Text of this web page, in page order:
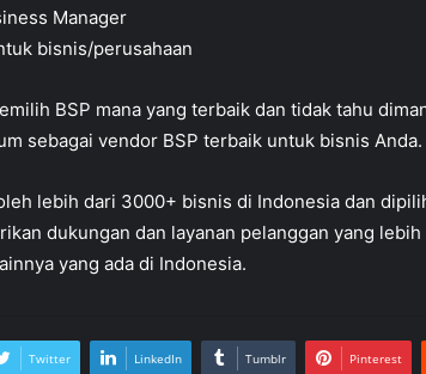
Manager
bisnis/perusahaan
BSP mana yang terbaik dan tidak tahu
sebagai vendor BSP terbaik untuk bisnis Anda.
lebih dari 3000+ bisnis di Indonesia dan
dukungan dan layanan pelanggan yang
yang ada di Indonesia.
Twitter LinkedIn Tumblr Pinterest